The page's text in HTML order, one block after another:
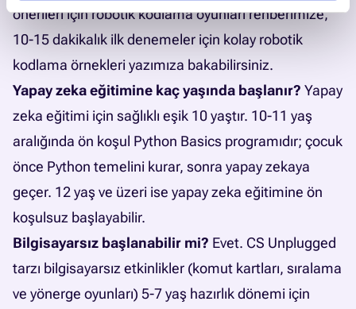
önerileri içinrobotik kodlama oyunları rehberimize,
10-15 dakikalık ilk denemeler için kolay robotik
kodlama örnekleriyazımıza bakabilirsiniz.
Yapay zeka eğitimine kaç yaşında başlanır? Yapay
zeka eğitimi için sağlıklı eşik 10 yaştır. 10-11 yaş
aralığında ön koşul Python Basics programıdır; çocuk
önce Python temelini kurar, sonra yapay zekaya
geçer. 12 yaş ve üzeri ise yapay zeka eğitimine ön
koşulsuz başlayabilir.
Bilgisayarsız başlanabilir mi? Evet. CS Unplugged
tarzı bilgisayarsız etkinlikler (komut kartları, sıralama
ve yönerge oyunları) 5-7 yaş hazırlık dönemi için